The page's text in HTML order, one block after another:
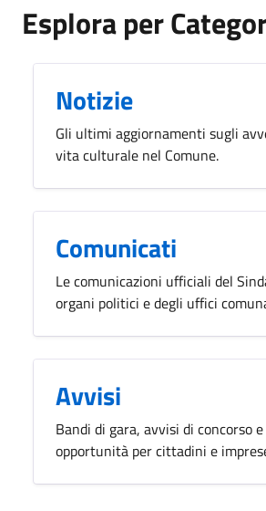
Esplora per
Notizie
Gli ultimi aggiornamenti sugli
vita culturale nel Comune.
Comunicati
Le comunicazioni ufficiali del
organi politici e degli uffici
Avvisi
Bandi di gara, avvisi di concorso
opportunità per cittadini e